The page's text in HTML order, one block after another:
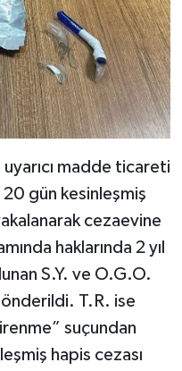
madde ticareti
20 gün kesinleşmiş
cezaevine
haklarında 2 yıl
S.Y. ve O.G.O.
T.R. ise
suçundan
hapis cezası